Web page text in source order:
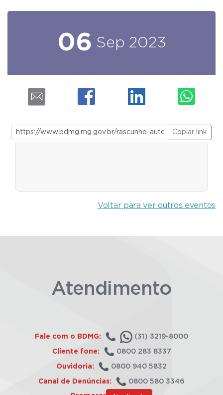
06 Sep 2023
Copiar link
Voltar para ver outros eventos
Atendimento
Fale com o BDMG: (31) 3219-8000
Cliente fone: 0800 283 8337
Ouvidoria: 0800 940 5832
Canal de Denúncias: 0800 580 3346